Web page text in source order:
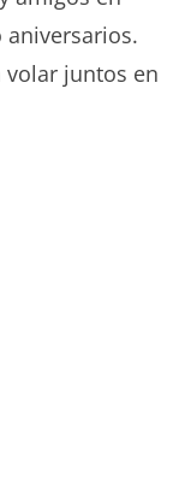
aniversarios.
volar juntos en